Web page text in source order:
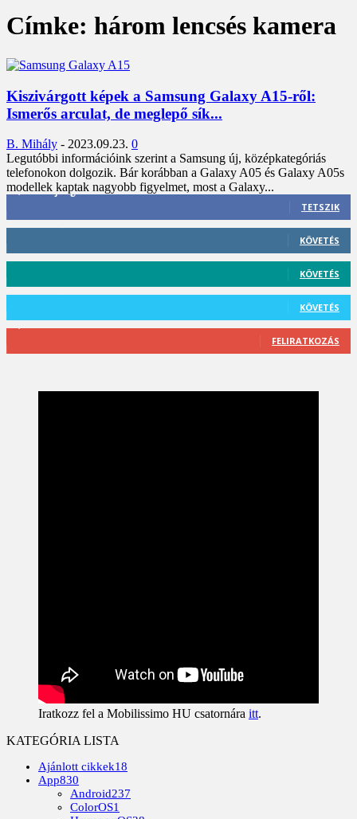
Címke: három lencsés kamera
Kiszivárgott képek a Samsung Galaxy A15-ről:
Ismerős arculat, de meglepő sík...
B. Mihály - 2023.09.23. 0
Legutóbbi információink szerint a Samsung új, középkategóriás
telefonokon dolgozik. Bár korábban a Galaxy A05 és Galaxy A05s
modellek kaptak nagyobb figyelmet, most a Galaxy...
3,452 Rajongók
TETSZIK
KÖVETÉS
KÖVETÉS
KÖVETÉS
FELIRATKOZÁS
Iratkozz fel a Mobilissimo HU csatornára itt.
KATEGÓRIA LISTA
Ajánlott cikkek18
App830
Android237
ColorOS1